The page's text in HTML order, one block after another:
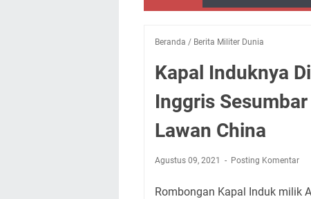
Beranda / Berita Militer Dunia
Kapal Induknya
Inggris
Lawan China
Agustus 09, 2021 Posting Komentar
Rombongan Kapal Induk milik